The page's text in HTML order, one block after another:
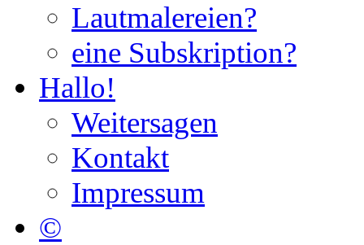
Lautmalereien?
eine Subskription?
Hallo!
Weitersagen
Kontakt
Impressum
©